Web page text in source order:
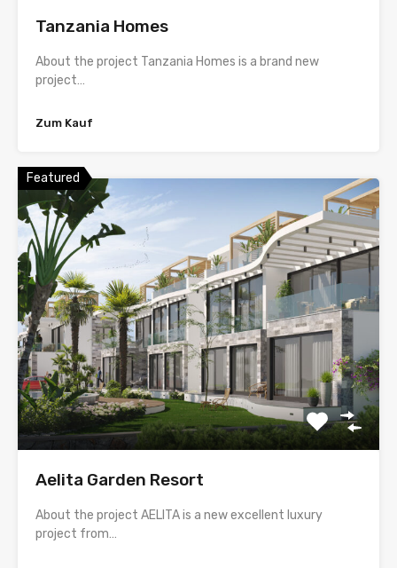
Tanzania Homes
About the project Tanzania Homes is a brand new
project…
Zum Kauf
Featured
Aelita Garden Resort
About the project AELITA is a new excellent luxury
project from…